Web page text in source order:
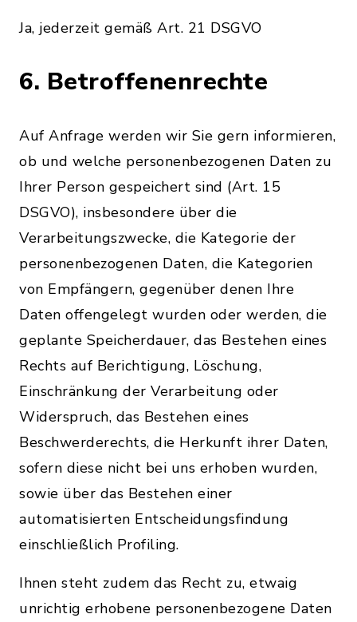
Ja, jederzeit gemäß Art. 21 DSGVO
6. Betroffenenrechte
Auf Anfrage werden wir Sie gern informieren,
ob und welche personenbezogenen Daten zu
Ihrer Person gespeichert sind (Art. 15
DSGVO), insbesondere über die
Verarbeitungszwecke, die Kategorie der
personenbezogenen Daten, die Kategorien
von Empfängern, gegenüber denen Ihre
Daten offengelegt wurden oder werden, die
geplante Speicherdauer, das Bestehen eines
Rechts auf Berichtigung, Löschung,
Einschränkung der Verarbeitung oder
Widerspruch, das Bestehen eines
Beschwerderechts, die Herkunft ihrer Daten,
sofern diese nicht bei uns erhoben wurden,
sowie über das Bestehen einer
automatisierten Entscheidungsfindung
einschließlich Profiling.
Ihnen steht zudem das Recht zu, etwaig
unrichtig erhobene personenbezogene Daten